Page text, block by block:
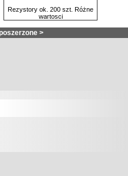
Rezystory ok. 200 szt. Różne
wartosci
>